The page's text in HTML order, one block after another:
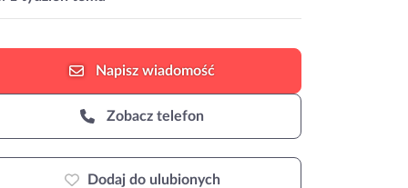
Napisz wiadomość
Zobacz telefon
Dodaj do ulubionych